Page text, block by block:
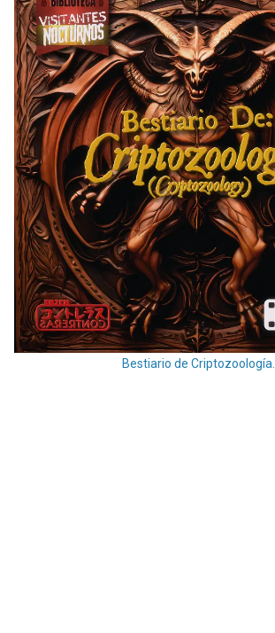
Bestiario de Criptozoología.